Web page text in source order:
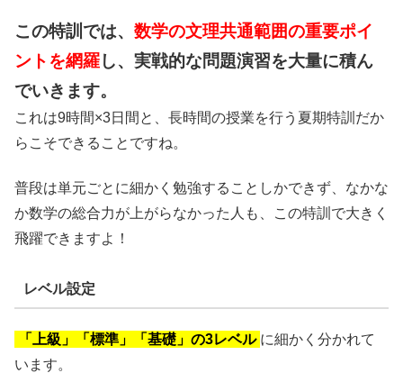
この特訓では、 数学の文理共通範囲の重要ポイ
ントを網羅し、実戦的な問題演習を大量に積ん
でいきます。
これは9時間×3日間と、長時間の授業を行う夏期特訓だか
らこそできることですね。
普段は単元ごとに細かく勉強することしかできず、なかな
か数学の総合力が上がらなかった人も、この特訓で大きく
飛躍できますよ！
レベル設定
「上級」「標準」「基礎」の3レベル に細かく分かれて
います。